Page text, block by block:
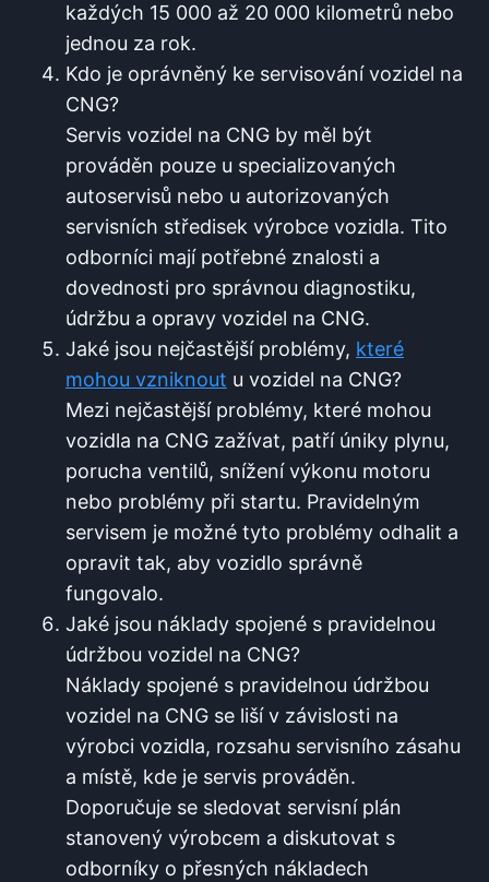
každých 15 000 až 20 000 kilometrů nebo
jednou za rok.
Kdo je oprávněný ke servisování vozidel na
CNG?
Servis vozidel na CNG by měl být
prováděn pouze u specializovaných
autoservisů nebo u autorizovaných
servisních středisek výrobce vozidla. Tito
odborníci mají potřebné znalosti a
dovednosti pro správnou diagnostiku,
údržbu a opravy vozidel na CNG.
Jaké jsou nejčastější problémy, které
mohou vzniknout u vozidel na CNG?
Mezi nejčastější problémy, které mohou
vozidla na CNG zažívat, patří úniky plynu,
porucha ventilů, snížení výkonu motoru
nebo problémy při startu. Pravidelným
servisem je možné tyto problémy odhalit a
opravit tak, aby vozidlo správně
fungovalo.
Jaké jsou náklady spojené s pravidelnou
údržbou vozidel na CNG?
Náklady spojené s pravidelnou údržbou
vozidel na CNG se liší v závislosti na
výrobci vozidla, rozsahu servisního zásahu
a místě, kde je servis prováděn.
Doporučuje se sledovat servisní plán
stanovený výrobcem a diskutovat s
odborníky o přesných nákladech